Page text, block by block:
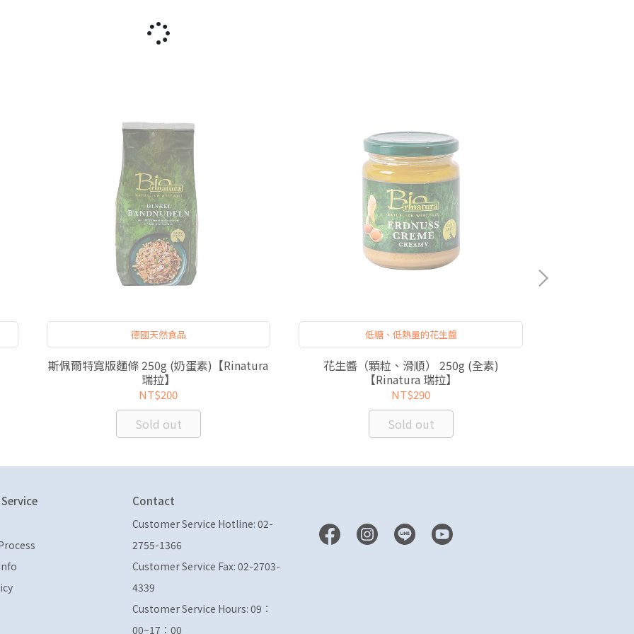
德國天然食品
斯佩爾特寬版麵條 250g (奶蛋素)【Rinatura
瑞拉】
NT$200
Sold out
低糖、低熱量的花生醬
花生醬（顆粒、滑順） 250g (全素)
【Rinatura 瑞拉】
NT$290
Sold out
Contact
Customer Service Hotline: 02-
2755-1366
Customer Service Fax: 02-2703-
4339
Customer Service Hours: 09：
00~17：00